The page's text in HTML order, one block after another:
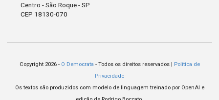
Centro - São Roque - SP
CEP 18130-070
Copyright 2026 - O Democrata - Todos os direitos reservados |
Política de
Privacidade
Os textos são produzidos com modelo de linguagem treinado por OpenAI e